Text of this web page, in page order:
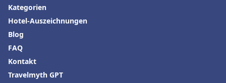
Kategorien
Hotel-Auszeichnungen
Blog
FAQ
Kontakt
Travelmyth GPT